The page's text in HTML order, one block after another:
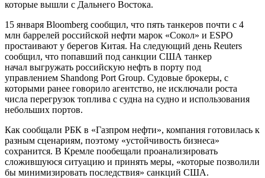
которые вышли с Дальнего Востока.
15 января Bloomberg сообщил, что пять танкеров почти с 4
млн баррелей российской нефти марок «Сокол» и ESPO
простаивают у берегов Китая. На следующий день Reuters
сообщил, что попавший под санкции США танкер
начал выгружать российскую нефть в порту под
управлением Shandong Port Group. Судовые брокеры, с
которыми ранее говорило агентство, не исключали роста
числа перегрузок топлива с судна на судно и использования
небольших портов.
Как сообщали РБК в «Газпром нефти», компания готовилась к
разным сценариям, поэтому «устойчивость бизнеса»
сохранится. В Кремле пообещали проанализировать
сложившуюся ситуацию и принять меры, «которые позволили
бы минимизировать последствия» санкций США.